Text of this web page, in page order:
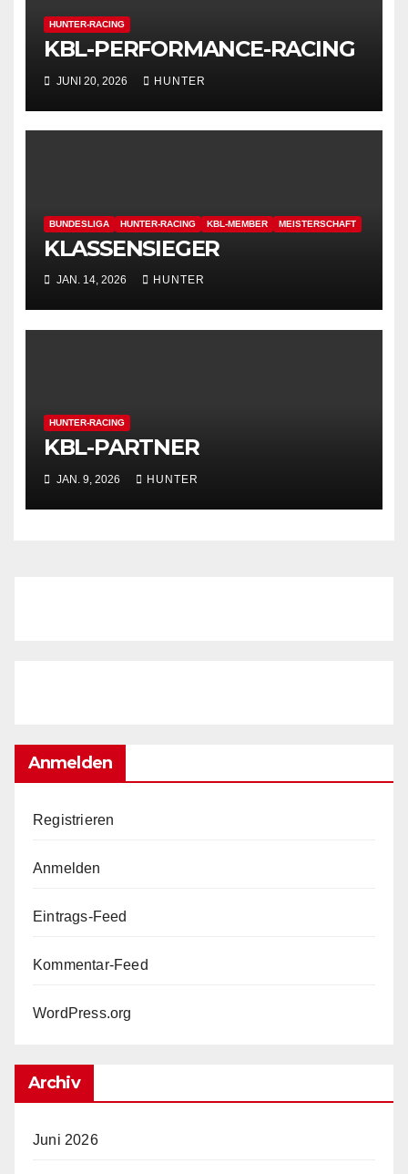
HUNTER-RACING
KBL-PERFORMANCE-RACING
JUNI 20, 2026 HUNTER
BUNDESLIGA HUNTER-RACING KBL-MEMBER MEISTERSCHAFT
KLASSENSIEGER
JAN. 14, 2026 HUNTER
HUNTER-RACING
KBL-PARTNER
JAN. 9, 2026 HUNTER
Anmelden
Registrieren
Anmelden
Eintrags-Feed
Kommentar-Feed
WordPress.org
Archiv
Juni 2026